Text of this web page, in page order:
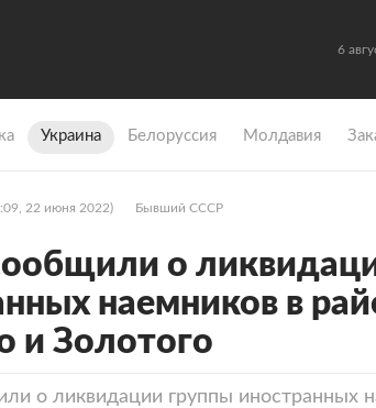
6
Украина Белоруссия Молдавия
22 июня 2022) Бывший СССР
о
наемников в
и Золотого
о ликвидации группы иностранных